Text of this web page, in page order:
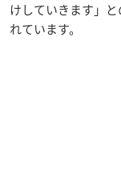
けしていきます」
れています。